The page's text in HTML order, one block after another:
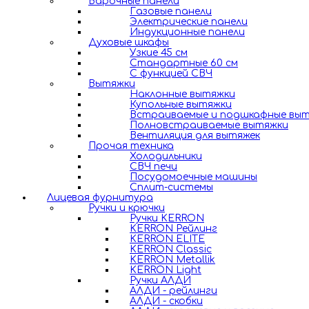
Газовые панели
Электрические панели
Индукционные панели
Духовые шкафы
Узкие 45 см
Стандартные 60 см
С функцией СВЧ
Вытяжки
Наклонные вытяжки
Купольные вытяжки
Встраиваемые и подшкафные
Полновстраиваемые вытяжки
Вентиляция для вытяжек
Прочая техника
Холодильники
СВЧ печи
Посудомоечные машины
Сплит-системы
Лицевая фурнитура
Ручки и крючки
Ручки KERRON
KERRON Рейлинг
KERRON ELITE
KERRON Classic
KERRON Metallik
KERRON Light
Ручки АЛДИ
АЛДИ - рейлинги
АЛДИ - скобки